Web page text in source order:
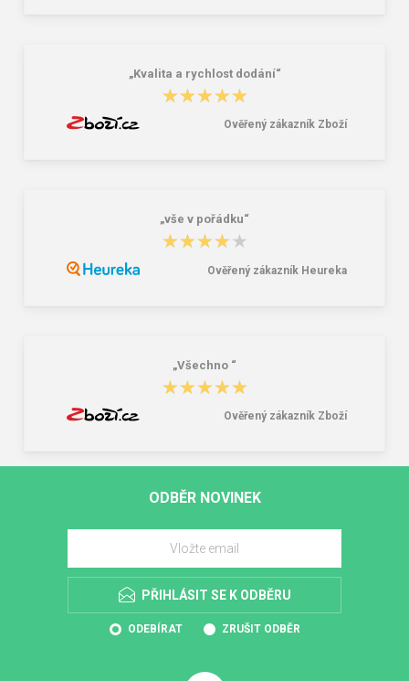
„Kvalita a rychlost dodání“
★★★★★
★★★★★
Ověřený zákazník Zboží
„vše v pořádku“
★★★★★
★★★★★
Ověřený zákazník Heureka
„Všechno “
★★★★★
★★★★★
Ověřený zákazník Zboží
ODBĚR NOVINEK
PŘIHLÁSIT SE K ODBĚRU
ODEBÍRAT ZRUŠIT ODBĚR